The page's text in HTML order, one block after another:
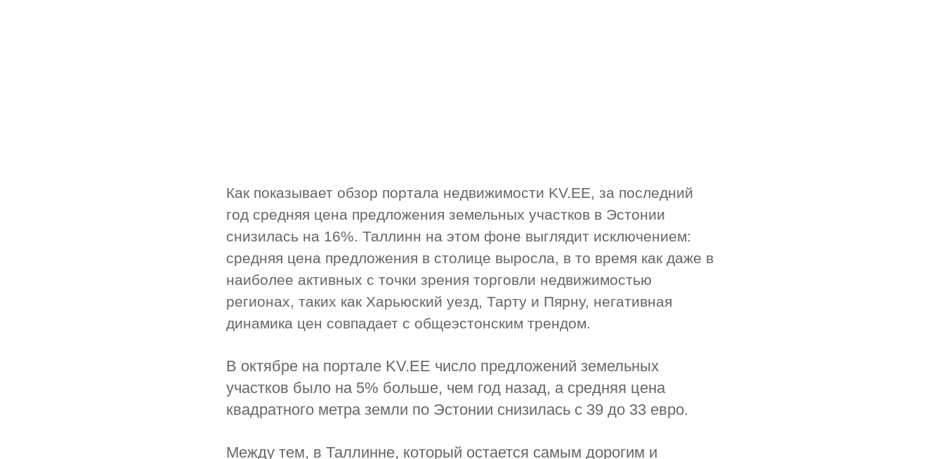
Как показывает обзор портала недвижимости KV.EE, за последний
год средняя цена предложения земельных участков в Эстонии
снизилась на 16%. Таллинн на этом фоне выглядит исключением:
средняя цена предложения в столице выросла, в то время как даже в
наиболее активных с точки зрения торговли недвижимостью
регионах, таких как Харьюский уезд, Тарту и Пярну, негативная
динамика цен совпадает с общеэстонским трендом.
В октябре на портале KV.EE число предложений земельных
участков было на 5% больше, чем год назад, а средняя цена
квадратного метра земли по Эстонии снизилась с 39 до 33 евро.
Между тем, в Таллинне, который остается самым дорогим и